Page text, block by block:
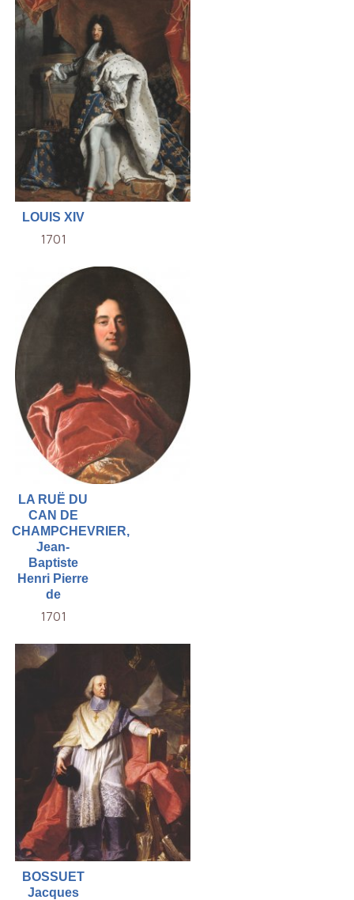
LOUIS XIV
1701
LA RUË DU
CAN DE
CHAMPCHEVRIER,
Jean-
Baptiste
Henri Pierre
de
1701
BOSSUET
Jacques